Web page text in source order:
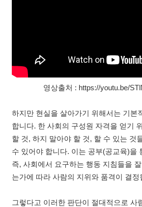
영상출처 : https://youtu.be/
하지만 현실을 살아가기 위해서는 기본
합니다. 한 사회의 구성원 자격을 얻기
할 것, 하지 말아야 할 것, 할 수 있는 것
수 있어야 합니다. 이는 공부(공교육)을
즉, 사회에서 요구하는 행동 지침들을
는가에 따라 사람의 지위와 품격이 결정
그렇다고 이러한 판단이 절대적으로 사